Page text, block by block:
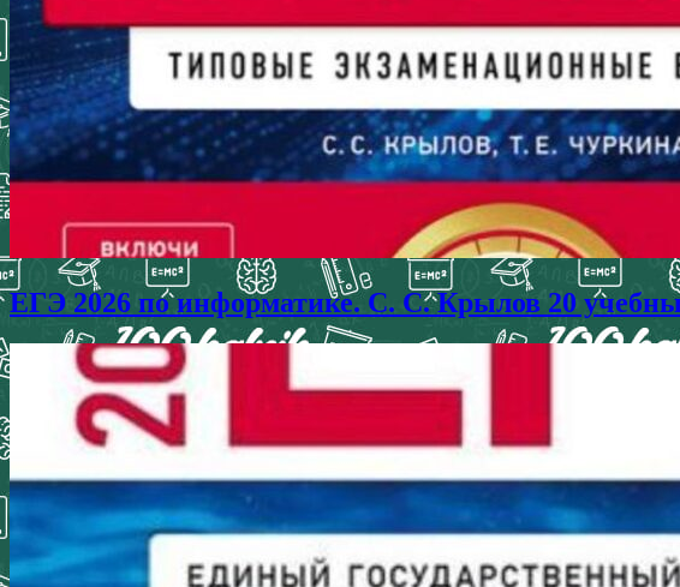
ЕГЭ 2026 по информатике. С. С. Крылов 20